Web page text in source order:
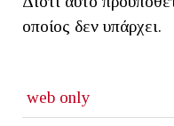
οποίος δεν υπάρχει.
web only